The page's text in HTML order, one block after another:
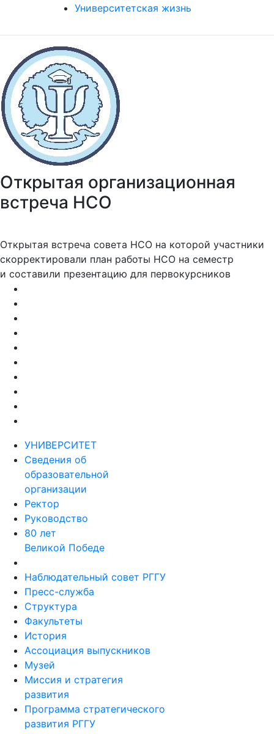
Университетская жизнь
Открытая организационная
встреча НСО
Открытая встреча совета НСО на которой участники
скорректировали план работы НСО на семестр
и составили презентацию для первокурсников
УНИВЕРСИТЕТ
Сведения об
образовательной
организации
Ректор
Руководство
80 лет
Великой Победе
Наблюдательный совет РГГУ
Пресс-служба
Структура
Факультеты
История
Ассоциация выпускников
Музей
Миссия и стратегия
развития
Программа стратегического
развития РГГУ